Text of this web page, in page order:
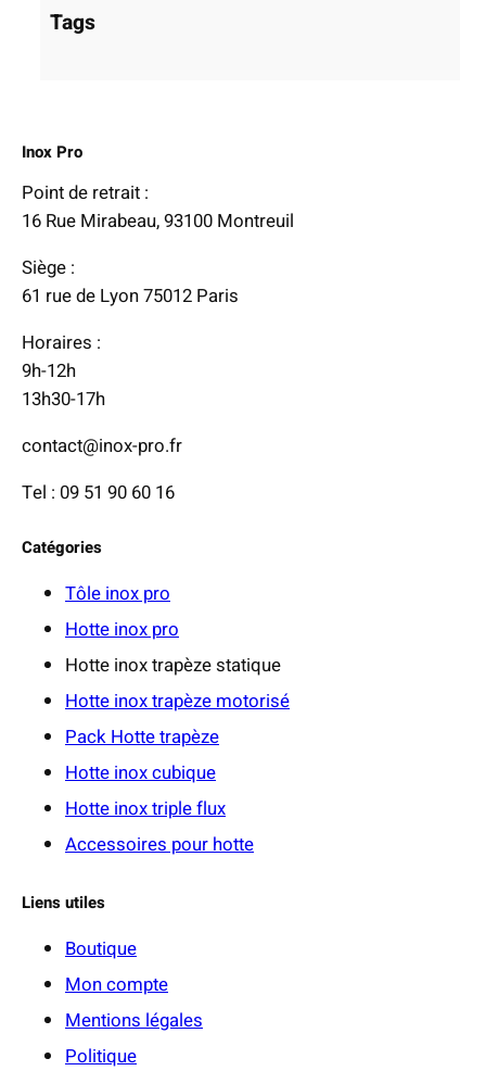
Tags
Inox Pro
Point de retrait :
16 Rue Mirabeau, 93100 Montreuil
Siège :
61 rue de Lyon 75012 Paris
Horaires :
9h-12h
13h30-17h
contact@inox-pro.fr
Tel : 09 51 90 60 16
Catégories
Tôle inox pro
Hotte inox pro
Hotte inox trapèze statique
Hotte inox trapèze motorisé
Pack Hotte trapèze
Hotte inox cubique
Hotte inox triple flux
Accessoires pour hotte
Liens utiles
Boutique
Mon compte
Mentions légales
Politique